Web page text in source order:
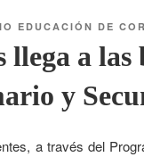
EDUCACIÓN DE
a las
y
a través del